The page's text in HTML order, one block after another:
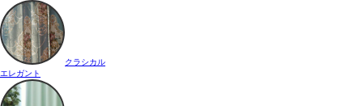
クラシカル
エレガント